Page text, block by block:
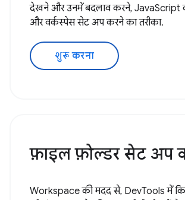
देखने और उनमें बदलाव करने, JavaScript
और वर्कस्पेस सेट अप करने का तरीका.
शुरू करना
फ़ाइल फ़ोल्डर सेट अप
Workspace की मदद से, DevTools में